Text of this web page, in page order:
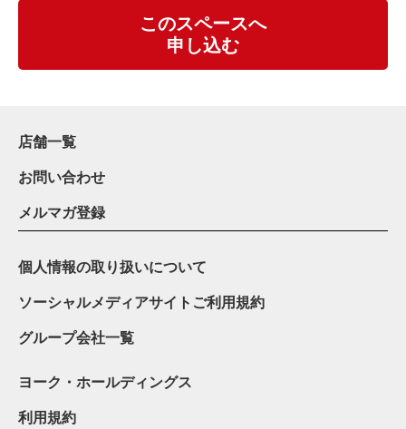
このスペースへ
申し込む
店舗一覧
お問い合わせ
メルマガ登録
個人情報の取り扱いについて
ソーシャルメディアサイトご利用規約
グループ会社一覧
ヨーク・ホールディングス
利用規約